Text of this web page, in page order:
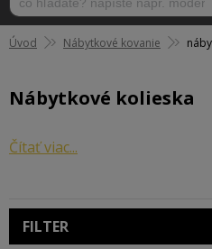
Úvod Nábytkové kovanie
Nábytkové kolieska
Široká ponuka nábytkových
40 kg ale aj jednoduché
25 mm.
Čítať viac...
FILTER